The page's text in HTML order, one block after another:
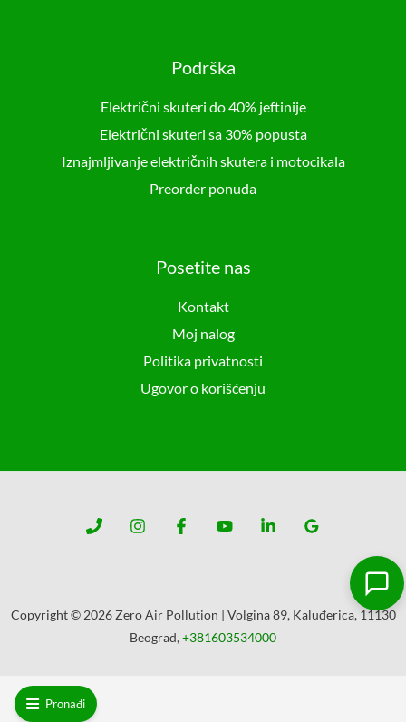
Podrška
Električni skuteri do 40% jeftinije
Električni skuteri sa 30% popusta
Iznajmljivanje električnih skutera i motocikala
Preorder ponuda
Posetite nas
Kontakt
Moj nalog
Politika privatnosti
Ugovor o korišćenju
Copyright © 2026 Zero Air Pollution | Volgina 89, Kaluđerica, 11130
Beograd,+381603534000
Pronađi